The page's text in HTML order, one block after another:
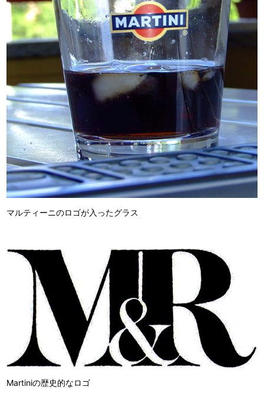
マルティーニのロゴが入ったグラス
Martiniの歴史的なロゴ